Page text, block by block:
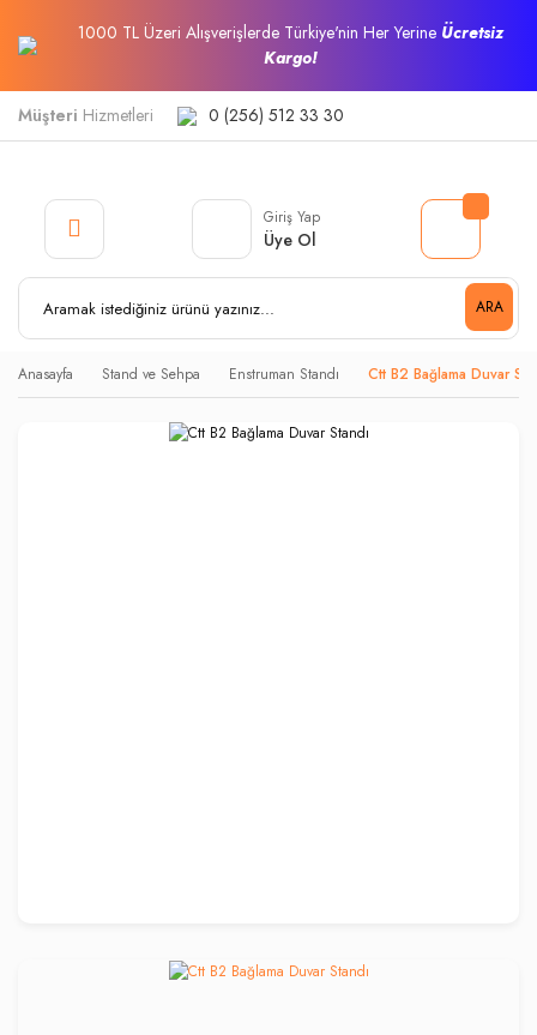
1000 TL Üzeri Alışverişlerde Türkiye'nin Her Yerine Ücretsiz
Kargo!
Müşteri Hizmetleri 0 (256) 512 33 30
ARA
Giriş Yap
Üye Ol
Anasayfa Stand ve Sehpa Enstruman Standı Ctt B2 Bağlama Duvar